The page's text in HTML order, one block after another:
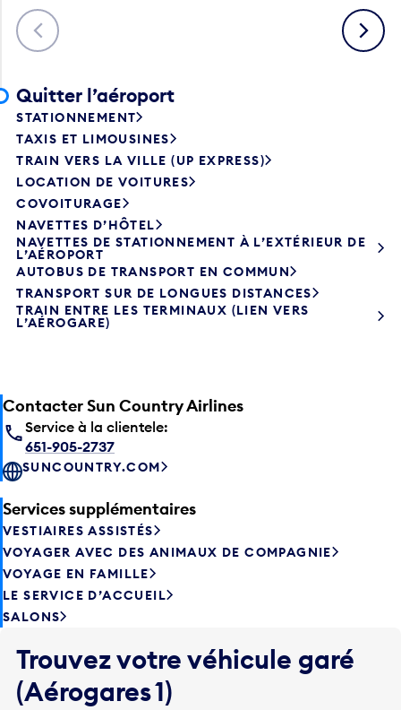
Précédent Suivant
Quitter l’aéroport
STATIONNEMENT
TAXIS ET LIMOUSINES
TRAIN VERS LA VILLE (UP EXPRESS)
LOCATION DE VOITURES
COVOITURAGE
NAVETTES D’HÔTEL
NAVETTES DE STATIONNEMENT À L’EXTÉRIEUR DE
L’AÉROPORT
AUTOBUS DE TRANSPORT EN COMMUN
TRANSPORT SUR DE LONGUES DISTANCES
TRAIN ENTRE LES TERMINAUX (LIEN VERS
L’AÉROGARE)
Contacter Sun Country Airlines
Service à la clientele:
651-905-2737
SUNCOUNTRY.COM
Services supplémentaires
VESTIAIRES ASSISTÉS
VOYAGER AVEC DES ANIMAUX DE COMPAGNIE
VOYAGE EN FAMILLE
LE SERVICE D’ACCUEIL
SALONS
Trouvez votre véhicule garé
(Aérogares 1)